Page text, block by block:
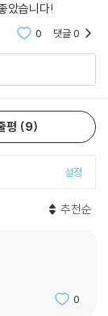
았습니다!
0 댓글0
평 9
설정
추천순
0